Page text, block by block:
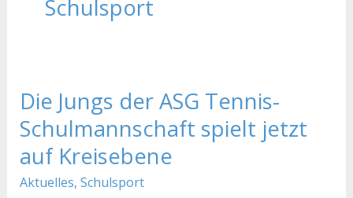
Schulsport
Die Jungs der ASG Tennis-
Schulmannschaft spielt jetzt
auf Kreisebene
Aktuelles, Schulsport
Die
Jungs
ASG
Tennis-